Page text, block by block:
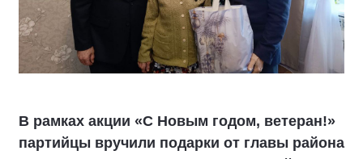
В рамках акции «С Новым годом, ветеран!»
партийцы вручили подарки от главы района